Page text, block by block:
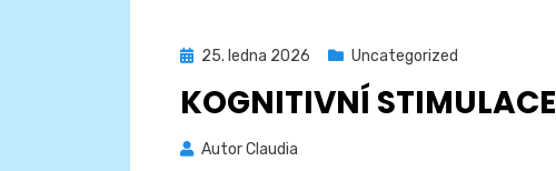
Zveřejněno
25. ledna 2026 Uncategorized
KOGNITIVNÍ STIMULACE
AutorClaudia